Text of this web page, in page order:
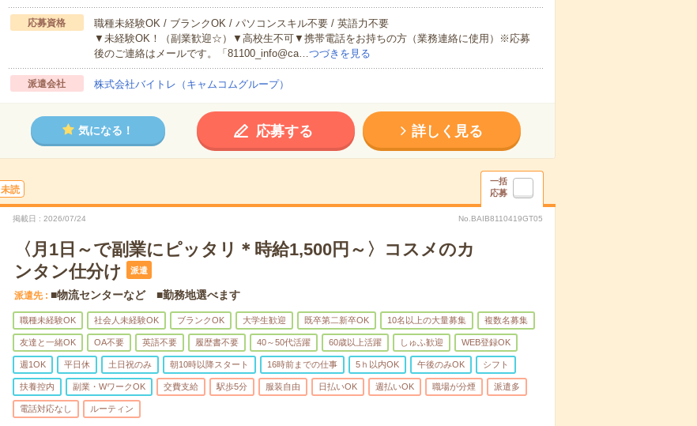
応募資格
職種未経験OK / ブランクOK / パソコンスキル不要 / 英語力不要
▼未経験OK！（副業歓迎☆）▼高校生不可▼携帯電話をお持ちの方（業務連絡に使用）※応募
後のご連絡はメールです。「81100_info@ca…つづきを見る
派遣会社 株式会社バイトレ（キャムコムグループ）
気になる！ 応募する 詳しく見る
未読
一括
応募
掲載日 2026/07/24 No.BAIB8110419GT05
〈月1日～で副業にピッタリ＊時給1,500円～〉コスメのカ
ンタン仕分け
派遣
派遣先 ■物流センターなど ■勤務地選べます
職種未経験OK 社会人未経験OK ブランクOK 大学生歓迎 既卒第二新卒OK 10名以上の大量募集 複数名募集
友達と一緒OK OA不要 英語不要 履歴書不要 40～50代活躍 60歳以上活躍 しゅふ歓迎 WEB登録OK
週1OK 平日休 土日祝のみ 朝10時以降スタート 16時前までの仕事 5ｈ以内OK 午後のみOK シフト
扶養控内 副業・WワークOK 交費支給 駅歩5分 服装自由 日払いOK 週払いOK 職場が分煙 派遣多
電話対応なし ルーティン